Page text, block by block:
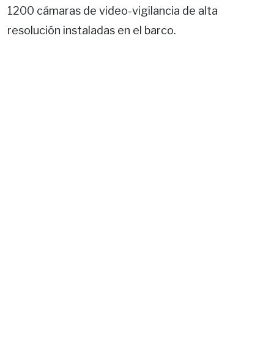
1200 cámaras de video-vigilancia de alta
resolución instaladas en el barco.